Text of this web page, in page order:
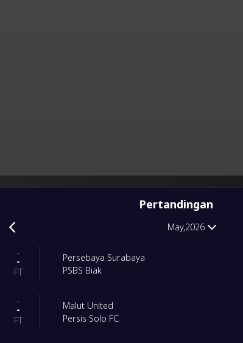
Pertandingan
May,2026
-
-
FT
Persebaya Surabaya
PSBS Biak
-
-
FT
Malut United
Persis Solo FC